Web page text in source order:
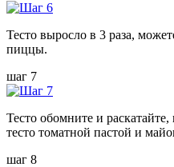
Тесто выросло в 3 раза,
пиццы.
шаг 7
Тесто обомните и
тесто томатной пастой и
шаг 8